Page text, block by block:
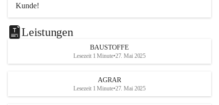
Kunde!
Das Team ist freundlich, motiviert und bestens geschult in
den Bereichen
Beratung, Lager sowie Transport. Für alle Ihre Anliegen
finden wir eine individuelle Lösung.
office@mayer-lipsch.at
Leistungen
BAUSTOFFE
Lesezeit 1 Minute•27. Mai 2025
AGRAR
Lesezeit 1 Minute•27. Mai 2025